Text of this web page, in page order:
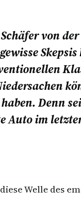
von
Denn
Auto im
Welle des